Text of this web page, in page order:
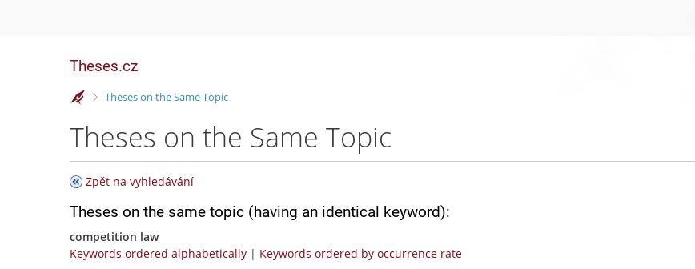
Theses.cz
>
Theses on the Same Topic
Theses on the Same Topic
Zpět na vyhledávání
Theses on the same topic (having an identical keyword):
competition law
Keywords ordered alphabetically | Keywords ordered by occurrence rate